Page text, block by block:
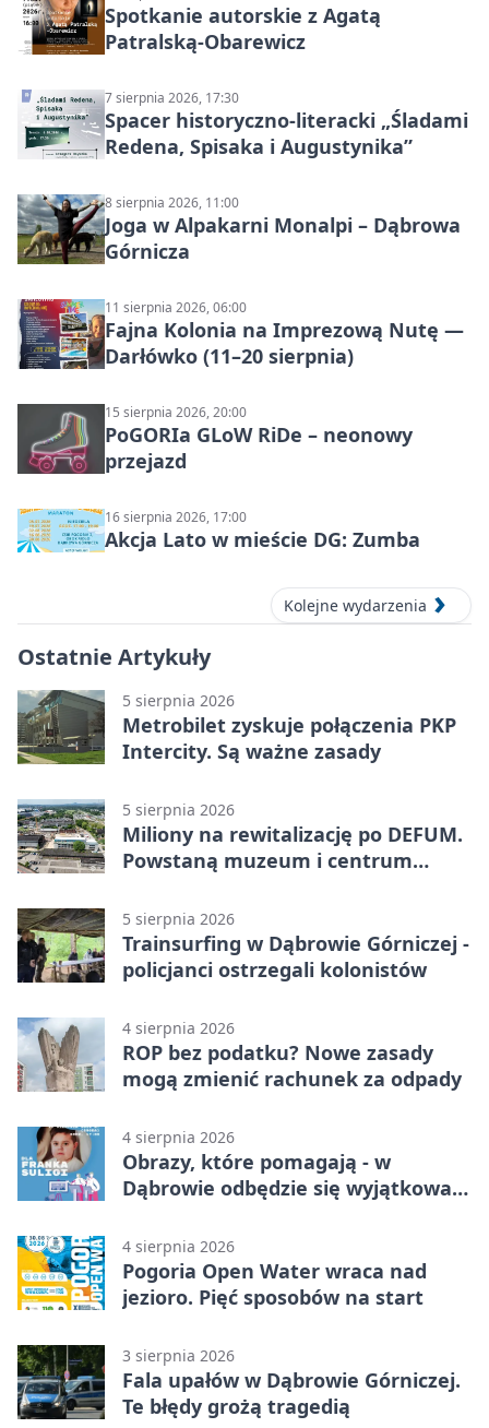
Spotkanie autorskie z Agatą
Patralską-Obarewicz
7 sierpnia 2026, 17:30
Spacer historyczno-literacki „Śladami
Redena, Spisaka i Augustynika”
8 sierpnia 2026, 11:00
Joga w Alpakarni Monalpi – Dąbrowa
Górnicza
11 sierpnia 2026, 06:00
Fajna Kolonia na Imprezową Nutę —
Darłówko (11–20 sierpnia)
15 sierpnia 2026, 20:00
PoGORIa GLoW RiDe – neonowy
przejazd
16 sierpnia 2026, 17:00
Akcja Lato w mieście DG: Zumba
Kolejne wydarzenia
Ostatnie Artykuły
5 sierpnia 2026
Metrobilet zyskuje połączenia PKP
Intercity. Są ważne zasady
5 sierpnia 2026
Miliony na rewitalizację po DEFUM.
Powstaną muzeum i centrum
5 sierpnia 2026
Trainsurfing w Dąbrowie Górniczej -
policjanci ostrzegali kolonistów
4 sierpnia 2026
ROP bez podatku? Nowe zasady
mogą zmienić rachunek za odpady
4 sierpnia 2026
Obrazy, które pomagają - w
Dąbrowie odbędzie się wyjątkowa
4 sierpnia 2026
Pogoria Open Water wraca nad
jezioro. Pięć sposobów na start
3 sierpnia 2026
Fala upałów w Dąbrowie Górniczej.
Te błędy grożą tragedią